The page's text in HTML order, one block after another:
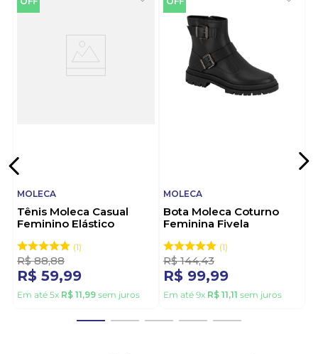
que unem conforto e estilo. Escolher Moleca é optar
por qualidade, inovação e praticidade no seu dia a
dia. Moleca: seu passo seguro rumo à elegância e
MOLECA
Tênis Moleca Casual
Feminino Elástico
1
R$ 88,88
R$ 59,99
Em até 5x R$ 11,99 sem juros
MOLECA
Bota Moleca Coturno
Feminina Fivela
1
R$ 144,43
R$ 99,99
Em até 9x R$ 11,11 sem juros